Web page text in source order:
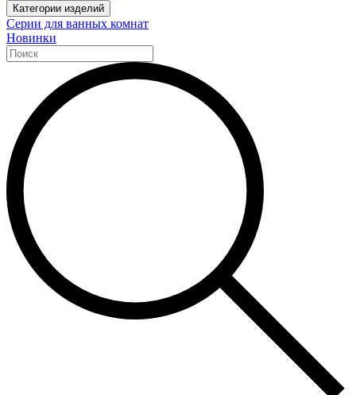
Категории изделий
Серии для ванных комнат
Новинки